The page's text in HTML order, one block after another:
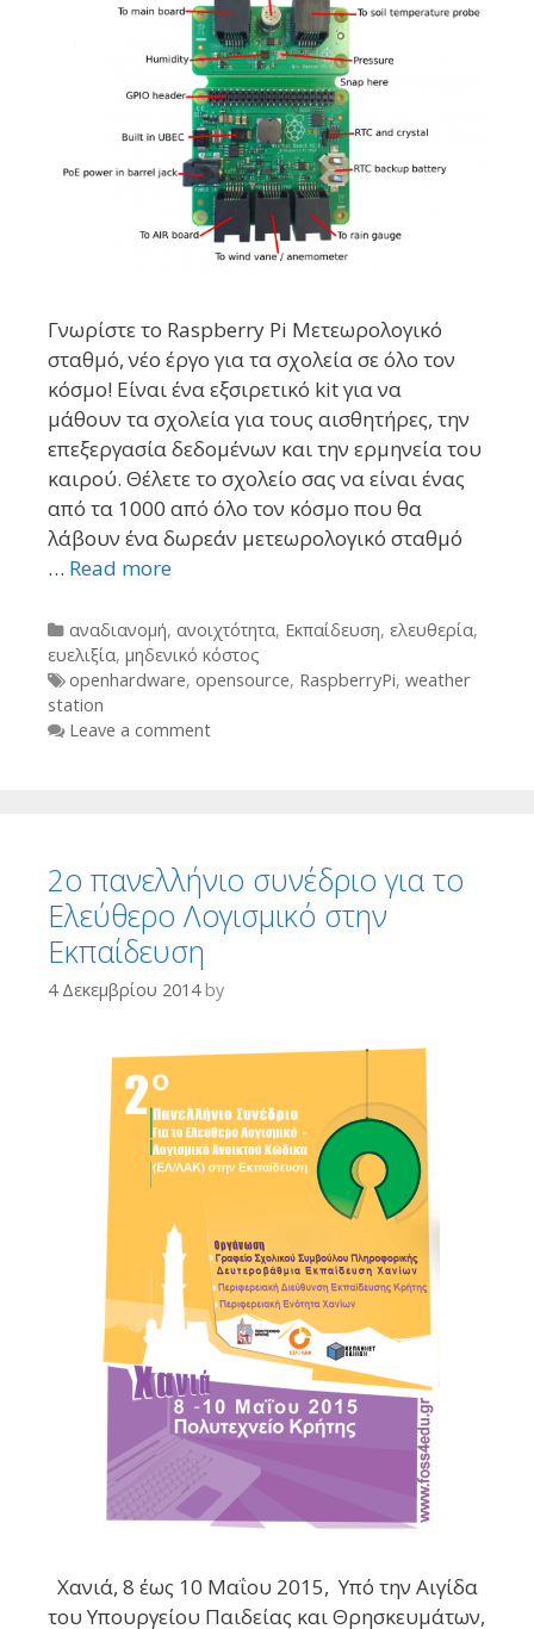
Γνωρίστε το Raspberry Pi Μετεωρολογικό
σταθμό, νέο έργο για τα σχολεία σε όλο τον
κόσμο! Είναι ένα εξσιρετικό kit για να
μάθουν τα σχολεία για τους αισθητήρες, την
επεξεργασία δεδομένων και την ερμηνεία του
καιρού. Θέλετε το σχολείο σας να είναι ένας
από τα 1000 από όλο τον κόσμο που θα
λάβουν ένα δωρεάν μετεωρολογικό σταθμό
… Read more
Categories
αναδιανομή, ανοιχτότητα, Εκπαίδευση, ελευθερία,
ευελιξία, μηδενικό κόστος
Tags
openhardware, opensource, RaspberryPi, weather
station
Leave a comment
2ο πανελλήνιο συνέδριο για το
Ελεύθερο Λογισμικό στην
Εκπαίδευση
4 Δεκεμβρίου 2014 by
Χανιά, 8 έως 10 Μαΐου 2015, Υπό την Αιγίδα
του Υπουργείου Παιδείας και Θρησκευμάτων,